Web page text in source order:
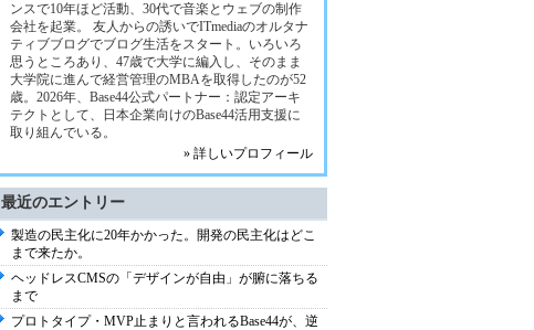
ンスで10年ほど活動、30代で音楽とウェブの制作
会社を起業。 友人からの誘いでITmediaのオルタナ
ティブブログでブログ生活をスタート。いろいろ
思うところあり、47歳で大学に編入し、そのまま
大学院に進んで経営管理のMBAを取得したのが52
歳。2026年、Base44公式パートナー：認定アーキ
テクトとして、日本企業向けのBase44活用支援に
取り組んでいる。
» 詳しいプロフィール
最近のエントリー
製造の民主化に20年かかった。開発の民主化はどこ
まで来たか。
ヘッドレスCMSの「デザインが自由」が腑に落ちる
まで
プロトタイプ・MVP止まりと言われるBase44が、逆